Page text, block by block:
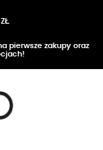
pierwsze zakupy oraz